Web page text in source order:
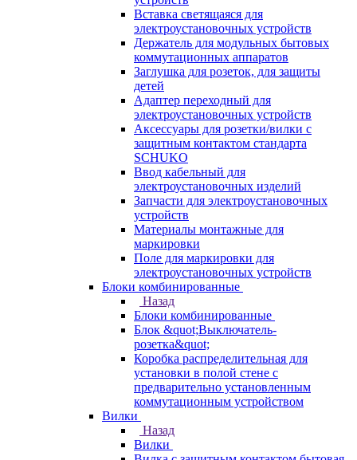
Вставка светящаяся для
электроустановочных устройств
Держатель для модульных бытовых
коммутационных аппаратов
Заглушка для розеток, для защиты
детей
Адаптер переходный для
электроустановочных устройств
Аксессуары для розетки/вилки с
защитным контактом стандарта
SCHUKO
Ввод кабельный для
электроустановочных изделий
Запчасти для электроустановочных
устройств
Материалы монтажные для
маркировки
Поле для маркировки для
электроустановочных устройств
Блоки комбинированные
Назад
Блоки комбинированные
Блок &quot;Выключатель-
розетка&quot;
Коробка распределительная для
установки в полой стене с
предварительно установленным
коммутационным устройством
Вилки
Назад
Вилки